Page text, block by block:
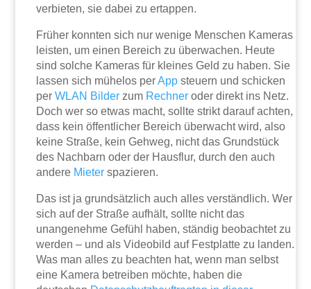
verbieten, sie dabei zu ertappen.
Früher konnten sich nur wenige Menschen Kameras
leisten, um einen Bereich zu überwachen. Heute
sind solche Kameras für kleines Geld zu haben. Sie
lassen sich mühelos perApp steuern und schicken
perWLAN Bilder zum Rechner oder direkt ins Netz.
Doch wer so etwas macht, sollte strikt darauf achten,
dass kein öffentlicher Bereich überwacht wird, also
keine Straße, kein Gehweg, nicht das Grundstück
des Nachbarn oder der Hausflur, durch den auch
andere Mieter spazieren.
Das ist ja grundsätzlich auch alles verständlich. Wer
sich auf der Straße aufhält, sollte nicht das
unangenehme Gefühl haben, ständig beobachtet zu
werden – und als Videobild auf Festplatte zu landen.
Was man alles zu beachten hat, wenn man selbst
eine Kamera betreiben möchte, haben die